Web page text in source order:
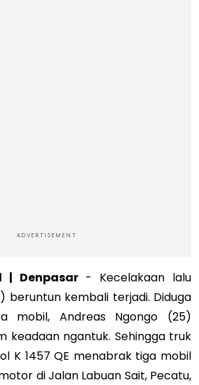
ADVERTISEMENT
| Denpasar- Kecelakaan lalu
beruntun kembali terjadi. Diduga
mobil, Andreas Ngongo (25)
keadaan ngantuk. Sehingga truk
K 1457 QE menabrak tiga mobil
di Jalan Labuan Sait, Pecatu,